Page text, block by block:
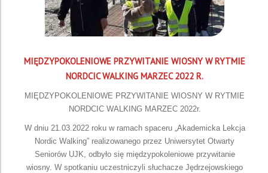
MIĘDZYPOKOLENIOWE PRZYWITANIE WIOSNY W RYTMIE
NORDCIC WALKING MARZEC 2022 R.
MIĘDZYPOKOLENIOWE PRZYWITANIE WIOSNY W RYTMIE
NORDCIC WALKING MARZEC 2022r.
W dniu 21.03.2022 roku w ramach spaceru „Akademicka Lekcja
Nordic Walking” realizowanego przez Uniwersytet Otwarty
Seniorów UJK, odbyło się międzypokoleniowe przywitanie
wiosny. W spotkaniu uczestniczyli słuchacze Jędrzejowskiego